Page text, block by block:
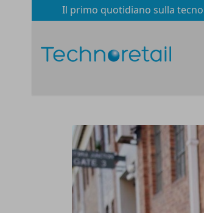
Il primo quotidiano sulla